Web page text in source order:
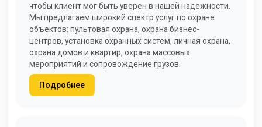
чтобы клиент мог быть уверен в нашей надежности.
Мы предлагаем широкий спектр услуг по охране
объектов: пультовая охрана, охрана бизнес-
центров, установка охранных систем, личная охрана,
охрана домов и квартир, охрана массовых
мероприятий и сопровождение грузов.
Подробнее